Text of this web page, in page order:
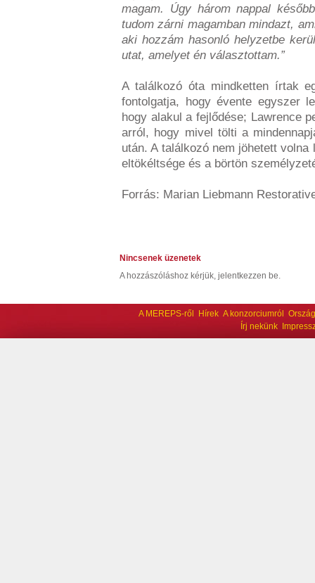
magam. Úgy három nappal
tudom zárni magamban mindazt,
aki hozzám hasonló helyzetbe
utat, amelyet én választottam.”
A találkozó óta mindketten írtak
fontolgatja, hogy évente egyszer
hogy alakul a fejlődése; Lawrence
arról, hogy mivel tölti a
után. A találkozó nem jöhetett
eltökéltsége és a börtön
Forrás: Marian Liebmann
Nincsenek üzenetek
A hozzászóláshoz kérjük, jelentkezzen be.
A MEREPS-ről Hírek A konzorciumról
Írj nekünk